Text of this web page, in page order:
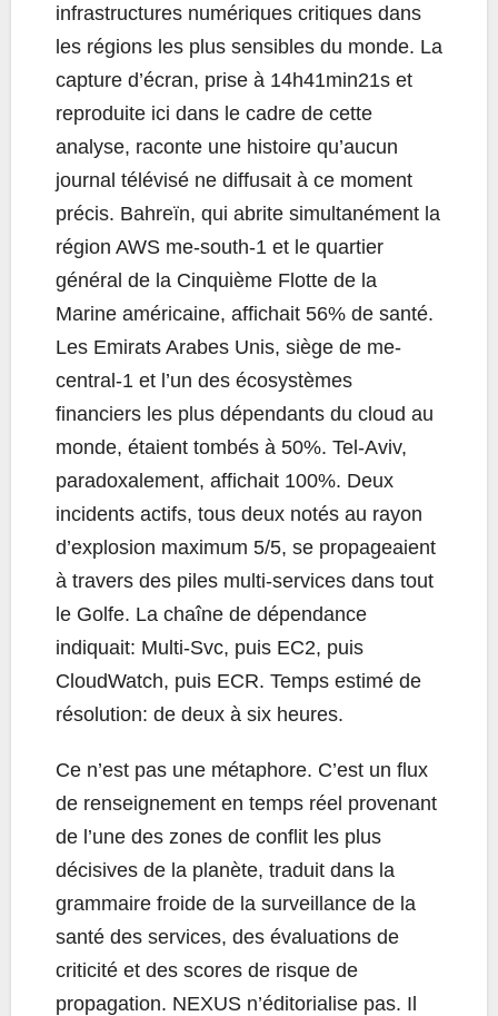
infrastructures numériques critiques dans
les régions les plus sensibles du monde. La
capture d’écran, prise à 14h41min21s et
reproduite ici dans le cadre de cette
analyse, raconte une histoire qu’aucun
journal télévisé ne diffusait à ce moment
précis. Bahreïn, qui abrite simultanément la
région AWS me-south-1 et le quartier
général de la Cinquième Flotte de la
Marine américaine, affichait 56% de santé.
Les Emirats Arabes Unis, siège de me-
central-1 et l’un des écosystèmes
financiers les plus dépendants du cloud au
monde, étaient tombés à 50%. Tel-Aviv,
paradoxalement, affichait 100%. Deux
incidents actifs, tous deux notés au rayon
d’explosion maximum 5/5, se propageaient
à travers des piles multi-services dans tout
le Golfe. La chaîne de dépendance
indiquait: Multi-Svc, puis EC2, puis
CloudWatch, puis ECR. Temps estimé de
résolution: de deux à six heures.
Ce n’est pas une métaphore. C’est un flux
de renseignement en temps réel provenant
de l’une des zones de conflit les plus
décisives de la planète, traduit dans la
grammaire froide de la surveillance de la
santé des services, des évaluations de
criticité et des scores de risque de
propagation. NEXUS n’éditorialise pas. Il